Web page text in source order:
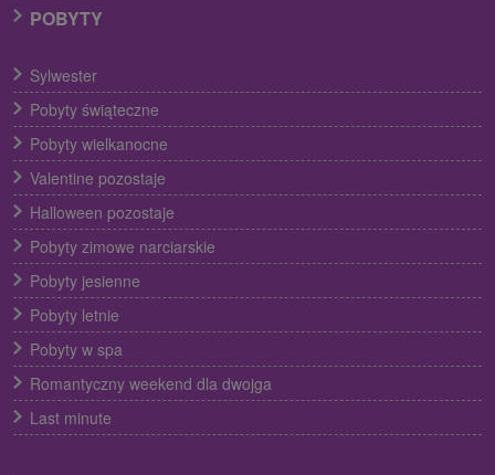
POBYTY
Sylwester
Pobyty świąteczne
Pobyty wielkanocne
Valentine pozostaje
Halloween pozostaje
Pobyty zimowe narciarskie
Pobyty jesienne
Pobyty letnie
Pobyty w spa
Romantyczny weekend dla dwojga
Last minute